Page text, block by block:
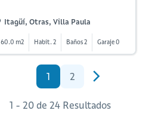
Itagüí, Otras, Villa Paula
60.0 m2 Habit. 2 Baños 2 Garaje 0
1 2
1 - 20 de 24 Resultados